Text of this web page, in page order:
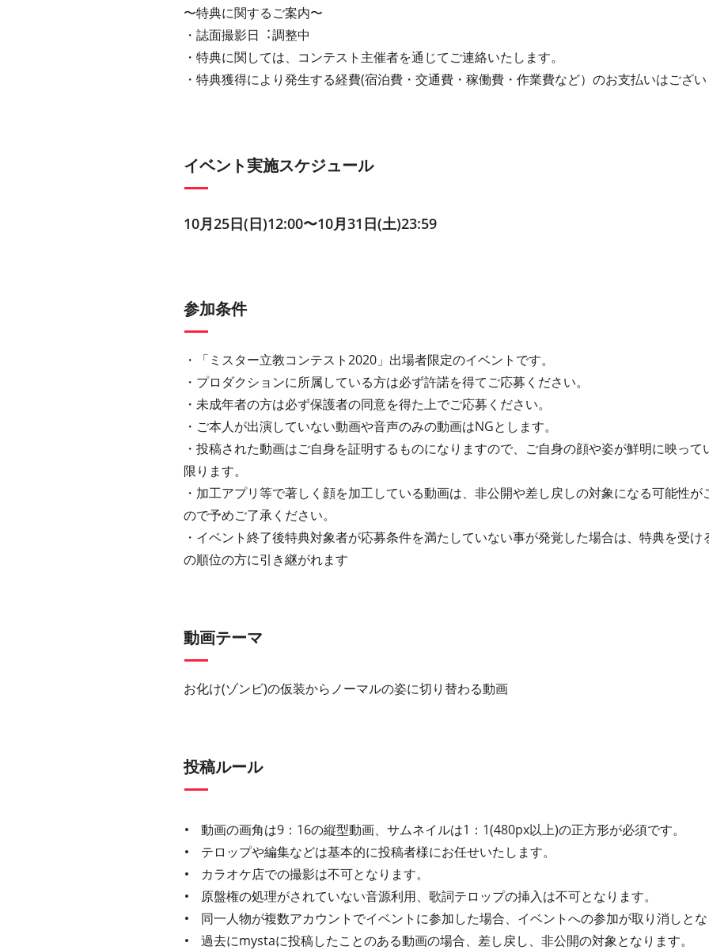
〜特典に関するご案内〜
・誌⾯撮影⽇︓調整中
・特典に関しては、コンテスト主催者を通じてご連絡いたします。
・特典獲得により発⽣する経費(宿泊費・交通費・稼働費・作業費など）のお⽀払いはござ
イベント実施スケジュール
10⽉25⽇(日)12:00〜10⽉31⽇(土)23:59
参加条件
・「ミスター立教コンテスト2020」出場者限定のイベントです。
・プロダクションに所属している⽅は必ず許諾を得てご応募ください。
・未成年者の⽅は必ず保護者の同意を得た上でご応募ください。
・ご本⼈が出演していない動画や⾳声のみの動画はNGとします。
・投稿された動画はご⾃⾝を証明するものになりますので、ご⾃⾝の顔や姿が鮮明に映って
限ります。
・加⼯アプリ等で著しく顔を加⼯している動画は、⾮公開や差し戻しの対象になる可能性が
ので予めご了承ください。
・イベント終了後特典対象者が応募条件を満たしていない事が発覚した場合は、特典を受け
の順位の⽅に引き継がれます
動画テーマ
お化け(ゾンビ)の仮装からノーマルの姿に切り替わる動画
投稿ルール
動画の画角は9：16の縦型動画、サムネイルは1：1(480px以上)の正方形が必須です。
テロップや編集などは基本的に投稿者様にお任せいたします。
カラオケ店での撮影は不可となります。
原盤権の処理がされていない音源利用、歌詞テロップの挿入は不可となります。
同一人物が複数アカウントでイベントに参加した場合、イベントへの参加が取り消しと
過去にmystaに投稿したことのある動画の場合、差し戻し、非公開の対象となります。